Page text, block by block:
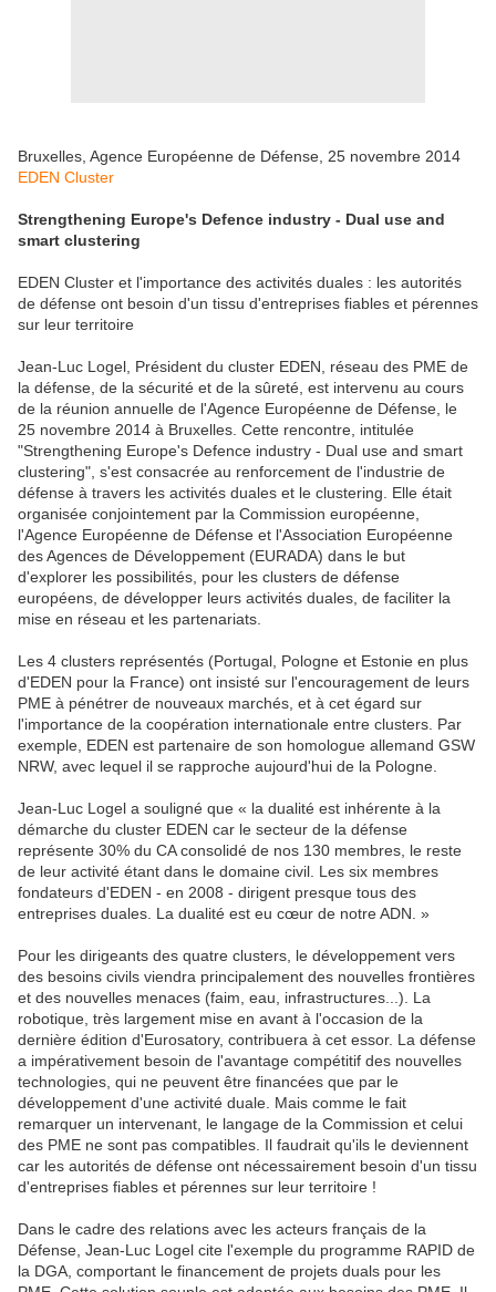
Bruxelles, Agence Européenne de Défense, 25 novembre 2014
EDEN Cluster
Strengthening Europe's Defence industry - Dual use and
smart clustering
EDEN Cluster et l'importance des activités duales : les autorités
de défense ont besoin d'un tissu d'entreprises fiables et pérennes
sur leur territoire
Jean-Luc Logel, Président du cluster EDEN, réseau des PME de
la défense, de la sécurité et de la sûreté, est intervenu au cours
de la réunion annuelle de l'Agence Européenne de Défense, le
25 novembre 2014 à Bruxelles. Cette rencontre, intitulée
"Strengthening Europe's Defence industry - Dual use and smart
clustering", s'est consacrée au renforcement de l'industrie de
défense à travers les activités duales et le clustering. Elle était
organisée conjointement par la Commission européenne,
l'Agence Européenne de Défense et l'Association Européenne
des Agences de Développement (EURADA) dans le but
d'explorer les possibilités, pour les clusters de défense
européens, de développer leurs activités duales, de faciliter la
mise en réseau et les partenariats.
Les 4 clusters représentés (Portugal, Pologne et Estonie en plus
d'EDEN pour la France) ont insisté sur l'encouragement de leurs
PME à pénétrer de nouveaux marchés, et à cet égard sur
l'importance de la coopération internationale entre clusters. Par
exemple, EDEN est partenaire de son homologue allemand GSW
NRW, avec lequel il se rapproche aujourd'hui de la Pologne.
Jean-Luc Logel a souligné que « la dualité est inhérente à la
démarche du cluster EDEN car le secteur de la défense
représente 30% du CA consolidé de nos 130 membres, le reste
de leur activité étant dans le domaine civil. Les six membres
fondateurs d'EDEN - en 2008 - dirigent presque tous des
entreprises duales. La dualité est eu cœur de notre ADN. »
Pour les dirigeants des quatre clusters, le développement vers
des besoins civils viendra principalement des nouvelles frontières
et des nouvelles menaces (faim, eau, infrastructures...). La
robotique, très largement mise en avant à l'occasion de la
dernière édition d'Eurosatory, contribuera à cet essor. La défense
a impérativement besoin de l'avantage compétitif des nouvelles
technologies, qui ne peuvent être financées que par le
développement d'une activité duale. Mais comme le fait
remarquer un intervenant, le langage de la Commission et celui
des PME ne sont pas compatibles. Il faudrait qu'ils le deviennent
car les autorités de défense ont nécessairement besoin d'un tissu
d'entreprises fiables et pérennes sur leur territoire !
Dans le cadre des relations avec les acteurs français de la
Défense, Jean-Luc Logel cite l'exemple du programme RAPID de
la DGA, comportant le financement de projets duals pour les